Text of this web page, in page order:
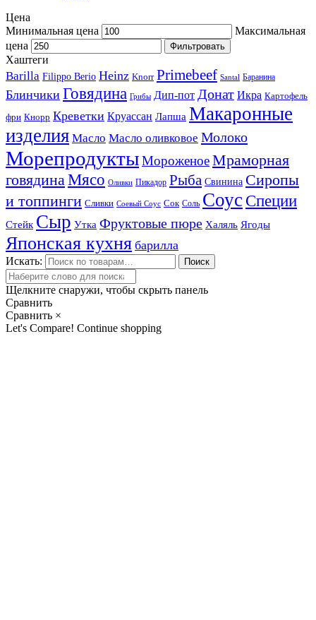
Цена
Минимальная цена
Максимальная
цена
Фильтровать
Хаштеги
Barilla Filippo Berio Heinz Knorr Primebeef Santal Баранина
Блинчики Говядина Грибы Дип-пот Донат Икра Картофель
фри Кнорр Креветки Круассан Лапша Макаронные
изделия Масло Масло оливковое Молоко
МорепродуктыМороженоеМраморная
говядина Мясо Оливки Пикадор Рыба Свинина Сиропы
и топпинги Сливки Соевый Соус Сок Соль Соус Специи
Стейк Сыр Утка Фруктовые пюре Халяль Ягоды
Японская кухня барилла
Искать: Поиск
Щелкните снаружи, чтобы скрыть панель
Сравнить
Сравнить ×
Let's Compare! Continue shopping